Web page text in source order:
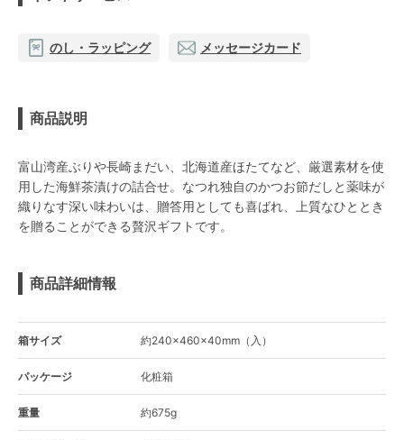
のし・ラッピング メッセージカード
商品説明
富山湾産ぶりや長崎まだい、北海道産ほたてなど、厳選素材を使
用した海鮮茶漬けの詰合せ。なつれ独自のかつお節だしと薬味が
織りなす深い味わいは、贈答用としても喜ばれ、上質なひととき
を贈ることができる贅沢ギフトです。
商品詳細情報
箱サイズ 約240×460×40mm（入）
パッケージ 化粧箱
重量 約675g